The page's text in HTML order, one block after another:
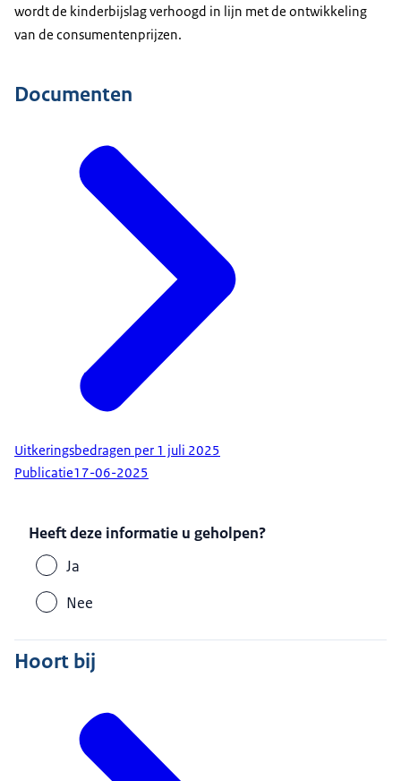
wordt de kinderbijslag verhoogd in lijn met de ontwikkeling
van de consumentenprijzen.
Documenten
Uitkeringsbedragen per 1 juli 2025
Publicatie17-06-2025
Heeft deze informatie u geholpen?
Ja
Nee
Hoort bij